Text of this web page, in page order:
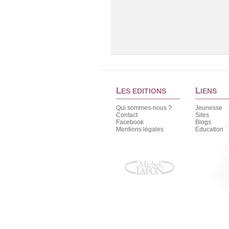
LES EDITIONS
Qui sommes-nous ?
Contact
Facebook
Mentions légales
LIENS
Jeunesse
Sites
Blogs
Education